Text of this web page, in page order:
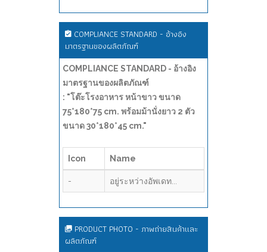
COMPLIANCE STANDARD - อ้างอิง
มาตรฐานของผลิตภัณฑ์
COMPLIANCE STANDARD - อ้างอิง
มาตรฐานของผลิตภัณฑ์
: "โต๊ะโรงอาหาร หน้าขาว ขนาด
75*180*75 cm. พร้อมม้านั่งยาว 2 ตัว
ขนาด 30*180*45 cm."
Icon Name
- อยู่ระหว่างอัพเดท...
PRODUCT PHOTO - ภาพถ่ายสินค้าและ
ผลิตภัณฑ์